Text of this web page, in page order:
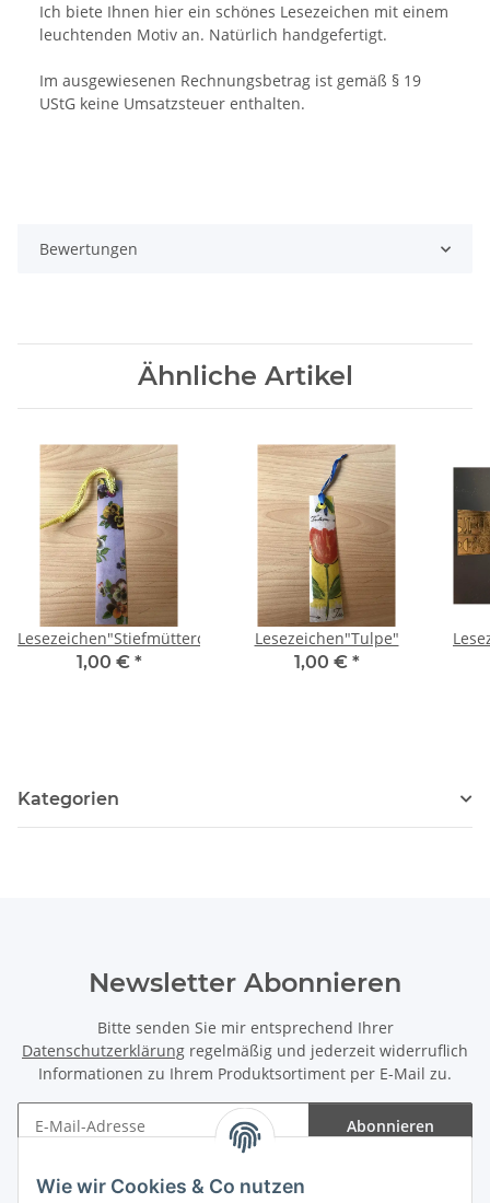
Wie wir Cookies & Co nutzen
Ich biete Ihnen hier ein schönes Lesezeichen mit einem
leuchtenden Motiv an. Natürlich handgefertigt.
Im ausgewiesenen Rechnungsbetrag ist gemäß § 19
UStG keine Umsatzsteuer enthalten.
Bewertungen
Ähnliche Artikel
Lesezeichen"Stiefmütterchen"
1,00 € *
Lesezeichen"Tulpe"
1,00 € *
Kategorien
Newsletter Abonnieren
Bitte senden Sie mir entsprechend Ihrer
Datenschutzerklärung regelmäßig und jederzeit widerruflich
Informationen zu Ihrem Produktsortiment per E-Mail zu.
Abonnieren